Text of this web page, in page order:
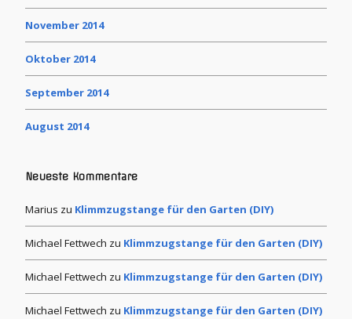
November 2014
Oktober 2014
September 2014
August 2014
Neueste Kommentare
Marius zu Klimmzugstange für den Garten (DIY)
Michael Fettwech zu Klimmzugstange für den Garten (DIY)
Michael Fettwech zu Klimmzugstange für den Garten (DIY)
Michael Fettwech zu Klimmzugstange für den Garten (DIY)